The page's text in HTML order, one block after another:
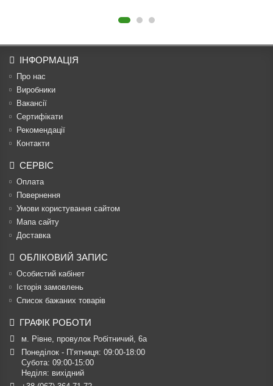
ІНФОРМАЦІЯ
Про нас
Виробники
Вакансії
Сертифікати
Рекомендації
Контакти
СЕРВІС
Оплата
Повернення
Умови користування сайтом
Мапа сайту
Доставка
ОБЛІКОВИЙ ЗАПИС
Особистий кабінет
Історія замовлень
Список бажаних товарів
ГРАФІК РОБОТИ
м. Рівне, провулок Робітничий, 6а
Понеділок - П’ятниця: 09:00-18:00
Субота: 09:00-15:00
Неділя: вихідний